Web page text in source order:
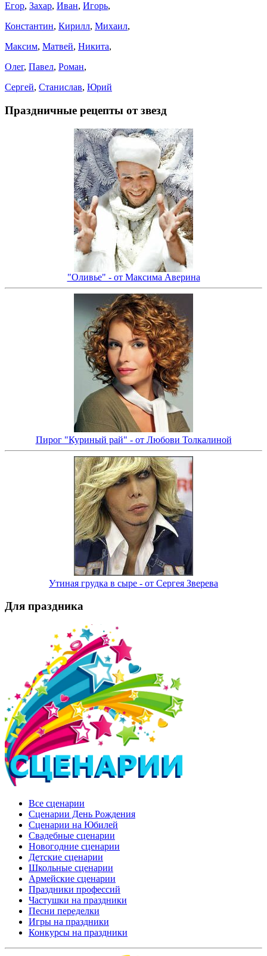
Егор, Захар, Иван, Игорь,
Константин, Кирилл, Михаил,
Максим, Матвей, Никита,
Олег, Павел, Роман,
Сергей, Станислав, Юрий
Праздничные рецепты от звезд
"Оливье" - от Максима Аверина
Пирог "Куриный рай" - от Любови Толкалиной
Утиная грудка в сыре - от Сергея Зверева
Для праздника
Все сценарии
Сценарии День Рождения
Сценарии на Юбилей
Свадебные сценарии
Новогодние сценарии
Детские сценарии
Школьные сценарии
Армейские сценарии
Праздники профессий
Частушки на праздники
Песни переделки
Игры на праздники
Конкурсы на праздники